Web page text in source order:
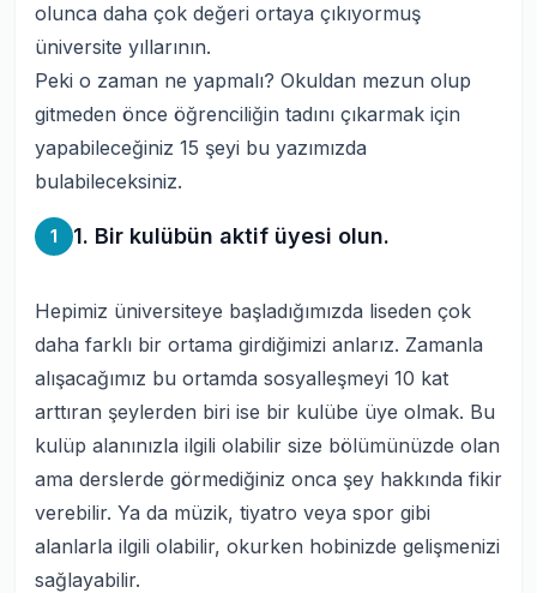
olunca daha çok değeri ortaya çıkıyormuş
üniversite yıllarının.
Peki o zaman ne yapmalı? Okuldan mezun olup
gitmeden önce öğrenciliğin tadını çıkarmak için
yapabileceğiniz 15 şeyi bu yazımızda
bulabileceksiniz.
1 1. Bir kulübün aktif üyesi olun.
Hepimiz üniversiteye başladığımızda liseden çok
daha farklı bir ortama girdiğimizi anlarız. Zamanla
alışacağımız bu ortamda sosyalleşmeyi 10 kat
arttıran şeylerden biri ise bir kulübe üye olmak. Bu
kulüp alanınızla ilgili olabilir size bölümünüzde olan
ama derslerde görmediğiniz onca şey hakkında fikir
verebilir. Ya da müzik, tiyatro veya spor gibi
alanlarla ilgili olabilir, okurken hobinizde gelişmenizi
sağlayabilir.